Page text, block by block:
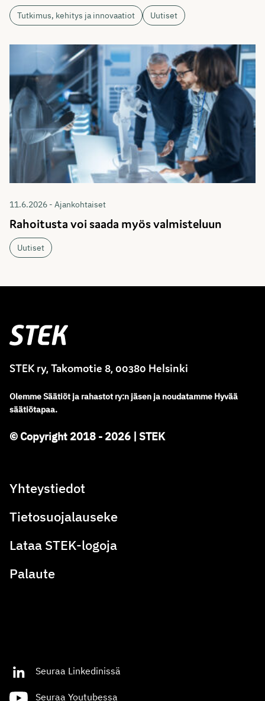
Tutkimus, kehitys ja innovaatiot Uutiset
11.6.2026 - Ajankohtaiset
Rahoitusta voi saada myös valmisteluun
Uutiset
Stek
STEK ry, Takomotie 8, 00380 Helsinki
OlemmeSäätiöt ja rahastot ry:n jäsen ja noudatamme Hyvää
säätiötapaa.
© Copyright 2018 - 2026 | STEK
Yhteystiedot
Tietosuojalauseke
Lataa STEK-logoja
Palaute
Seuraa Linkedinissä
Seuraa Youtubessa